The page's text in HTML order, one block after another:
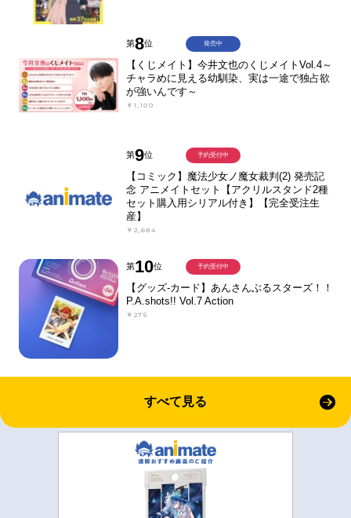
第8位
【くじメイト】今井文也のくじメイトVol.4～
チャラめに見える幼馴染、実は一途で独占欲
が強いんです～
￥1,100
発売中
第9位
【コミック】魔法少女ノ魔女裁判(2) 発売記
念 アニメイトセット【アクリルスタンド2種
セット購入用シリアル付き】【完全受注生
産】
￥2,684
予約受付中
第10位
【グッズ-カード】あんさんぶるスターズ！！
P.A.shots!! Vol.7 Action
￥275
予約受付中
すべて見る